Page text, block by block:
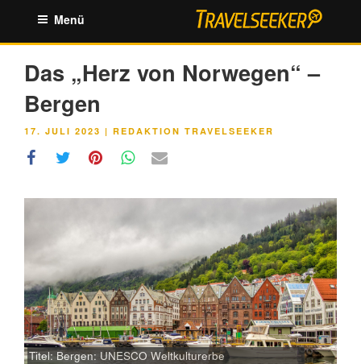
springen
Menü
Das „Herz von Norwegen“ –
Bergen
VERÖFFENTLICHT
17. JULI 2023 | REDAKTION TRAVELSEEKER
Titel: Bergen: UNESCO Weltkulturerbe